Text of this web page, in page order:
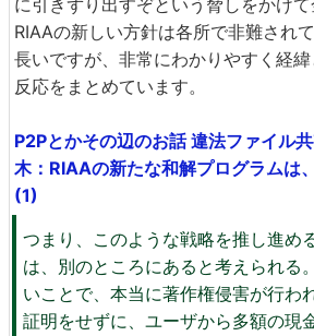
に引きずり出すぞという脅しをかけ
RIAAの新しい方針は各所で非難され
長いですが、非常にわかりやすく経
反応をまとめています。
P2Pとかその辺のお話 違法ファイル
木：RIAAの新たな和解プログラムは
(1)
つまり、このような戦略を推し進め
は、別のところにあると考えられる
いことで、本当に著作権侵害が行わ
証明をせずに、ユーザから多額の現